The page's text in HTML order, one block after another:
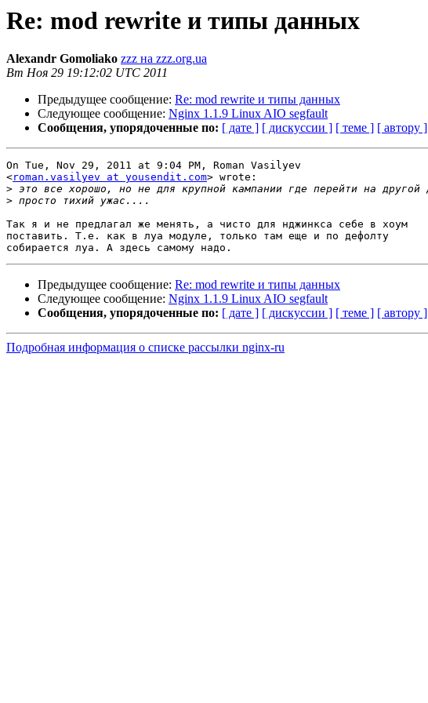
Re: mod rewrite и типы данных
Alexandr Gomoliako zzz на zzz.org.ua
Вт Ноя 29 19:12:02 UTC 2011
Предыдущее сообщение: Re: mod rewrite и типы данных
Следующее сообщение: Nginx 1.1.9 Linux AIO segfault
Сообщения, упорядоченные по: [ дате ] [ дискуссии ] [ теме ] [ автору ]
On Tue, Nov 29, 2011 at 9:04 PM, Roman Vasilyev
<roman.vasilyev at yousendit.com> wrote:
>
>
Так я и не предлагал же менять, а чисто для нджинкса себе в хоум
поставить. Т.е. как в луа модуле, только там еще и по дефолту
Предыдущее сообщение: Re: mod rewrite и типы данных
Следующее сообщение: Nginx 1.1.9 Linux AIO segfault
Сообщения, упорядоченные по: [ дате ] [ дискуссии ] [ теме ] [ автору ]
Подробная информация о списке рассылки nginx-ru